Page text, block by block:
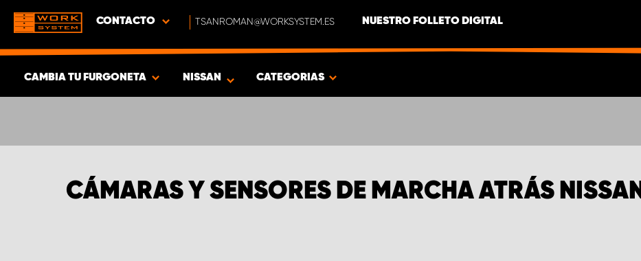
CONTACTO TSANROMAN@WORKSYSTEM.ES NUESTRO FOLLETO DIGITAL
CAMBIA TU FURGONETA
PRODUCTOS
NISSAN CATEGORIAS
CÁMARAS Y SENSORES DE MARCHA ATRÁS NISSAN